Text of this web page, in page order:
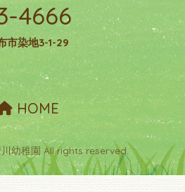
4666
染地3-1-29
HOME
幼稚園 All rights reserved.